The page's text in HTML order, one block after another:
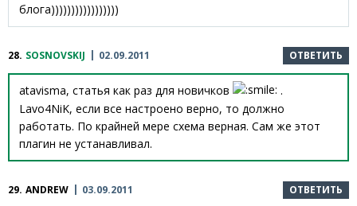
блога)))))))))))))))))
28. SOSNOVSKIJ 02.09.2011 ОТВЕТИТЬ
atavisma, статья как раз для новичков
.
Lavo4NiK, если все настроено верно, то должно
работать. По крайней мере схема верная. Сам же этот
плагин не устанавливал.
29. ANDREW 03.09.2011 ОТВЕТИТЬ